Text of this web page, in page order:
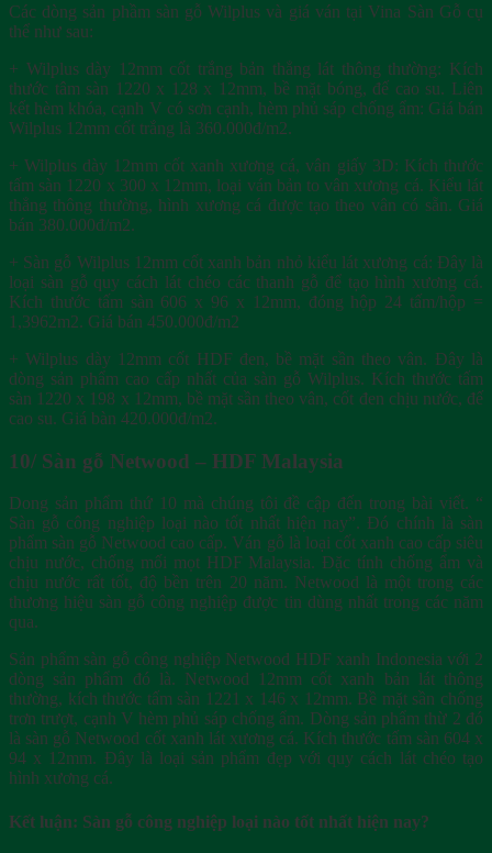
Các dòng sản phầm sàn gỗ Wilplus và giá ván tại Vina Sàn Gỗ cụ
thể như sau:
+ Wilplus dày 12mm cốt trắng bản thẳng lát thông thường: Kích
thước tâm sàn 1220 x 128 x 12mm, bề mặt bóng, đế cao su. Liên
kết hèm khóa, cạnh V có sơn cạnh, hèm phủ sáp chống ẩm: Giá bán
Wilplus 12mm cốt trắng là 360.000đ/m2.
+ Wilplus dày 12mm cốt xanh xương cá, vân giấy 3D: Kích thước
tấm sàn 1220 x 300 x 12mm, loại ván bản to vân xương cá. Kiểu lát
thẳng thông thường, hình xương cá được tạo theo vân có sẵn. Giá
bán 380.000đ/m2.
+ Sàn gỗ Wilplus 12mm cốt xanh bản nhỏ kiểu lát xương cá: Đây là
loại sàn gỗ quy cách lát chéo các thanh gỗ để tạo hình xương cá.
Kích thước tấm sàn 606 x 96 x 12mm, đóng hộp 24 tấm/hộp =
1,3962m2. Giá bán 450.000đ/m2
+ Wilplus dày 12mm cốt HDF đen, bề mặt sần theo vân. Đây là
dòng sản phẩm cao cấp nhất của sàn gỗ Wilplus. Kích thước tấm
sàn 1220 x 198 x 12mm, bề mặt sần theo vân, cốt đen chịu nước, đế
cao su. Giá bàn 420.000đ/m2.
10/ Sàn gỗ Netwood – HDF Malaysia
Dong sản phẩm thứ 10 mà chúng tôi đề cập đến trong bài viết. “
Sàn gỗ công nghiệp loại nào tốt nhất hiện nay”. Đó chính là sàn
phẩm sàn gỗ Netwood cao cấp. Ván gỗ là loại cốt xanh cao cấp siêu
chịu nước, chống mối mọt HDF Malaysia. Đặc tính chống ẩm và
chịu nước rất tốt, độ bền trên 20 năm. Netwood là một trong các
thương hiệu sàn gỗ công nghiệp được tin dùng nhất trong các năm
qua.
Sản phẩm sàn gỗ công nghiệp Netwood HDF xanh Indonesia với 2
dòng sản phẩm đó là. Netwood 12mm cốt xanh bản lát thông
thường, kích thước tấm sàn 1221 x 146 x 12mm. Bề mặt sần chống
trơn trượt, cạnh V hèm phủ sáp chống ẩm. Dòng sản phẩm thừ 2 đó
là sàn gỗ Netwood cốt xanh lát xương cá. Kích thước tấm sàn 604 x
94 x 12mm. Đây là loại sản phẩm đẹp với quy cách lát chéo tạo
hình xương cá.
Kết luận: Sàn gỗ công nghiệp loại nào tốt nhất hiện nay?